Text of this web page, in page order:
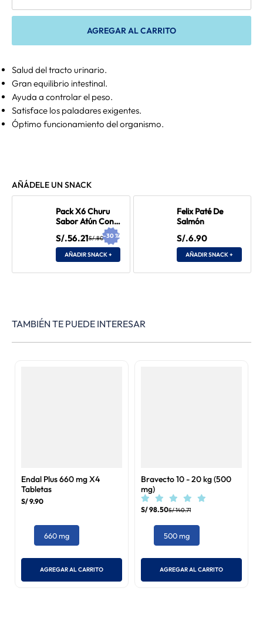
AGREGAR AL CARRITO
Salud del tracto urinario.
Gran equilibrio intestinal.
Ayuda a controlar el peso.
Satisface los paladares exigentes.
Óptimo funcionamiento del organismo.
AÑÁDELE UN SNACK
Pack X6 Churu
Sabor Atún Con
Salmón
S/.80.30
S/.56.21 -30%
AÑADIR SNACK +
Felix Paté De
Salmón
S/.6.90
AÑADIR SNACK +
TAMBIÉN TE PUEDE INTERESAR
Endal Plus 660 mg X4
Tabletas
S/9.90
660 mg
AGREGAR AL CARRITO
Bravecto 10 - 20 kg (500
mg)
S/98.50S/140.71
500 mg
AGREGAR AL CARRITO